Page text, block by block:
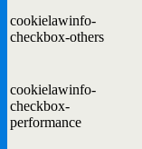
cookielawinfo-
checkbox-others
cookielawinfo-
checkbox-
performance